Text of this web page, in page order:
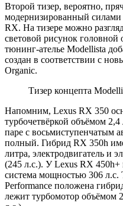
Второй тизер, вероятно,
модернизированный силами
RX. На тизере можно
световой рисунок
тюнинг-ателье Modellista
создан в соответствии с
Organic.
Тизер концепта
Напомним, Lexus RX 350
турбочетвёркой объёмом
паре с восьмиступенчатым
полный. Гибрид RX 350h
литра, электродвигатель и
(245 л.с.). У Lexus RX 450h+
система мощностью 306
Performance положена
лежит турбомотор объёмом